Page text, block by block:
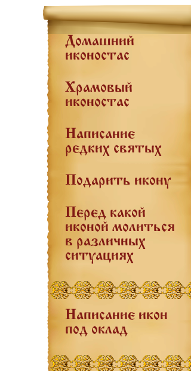
Домашний
иконостас
Храмовый
иконостас
Написание
редких святых
Подарить икону
Перед какой
иконой молиться
в различных
ситуациях
Написание икон
под оклад